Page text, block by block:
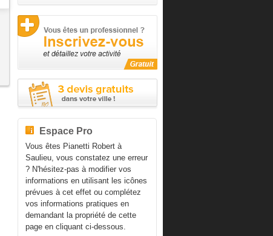
Espace Pro
Vous êtes Pianetti Robert à
Saulieu, vous constatez une erreur
? N'hésitez-pas à modifier vos
informations en utilisant les icônes
prévues à cet effet ou complétez
vos informations pratiques en
demandant la propriété de cette
page en cliquant ci-dessous.